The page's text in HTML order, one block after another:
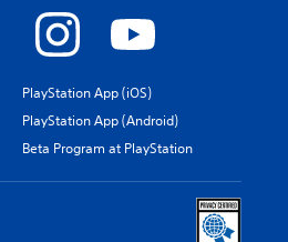
PlayStation App (iOS)
PlayStation App (Android)
Beta Program at PlayStation